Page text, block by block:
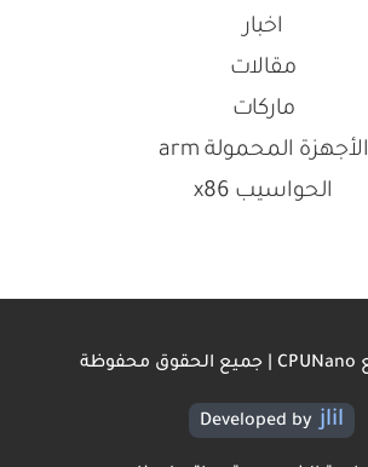
اخبار
مقالات
ماركات
الأجهزة المحمولة arm
الحواسيب x86
Developed by jlil